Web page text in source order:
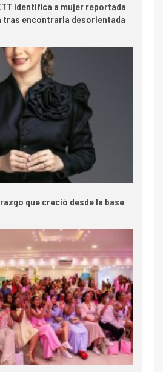
identifica a mujer reportada
tras encontrarla desorientada
que creció desde la base